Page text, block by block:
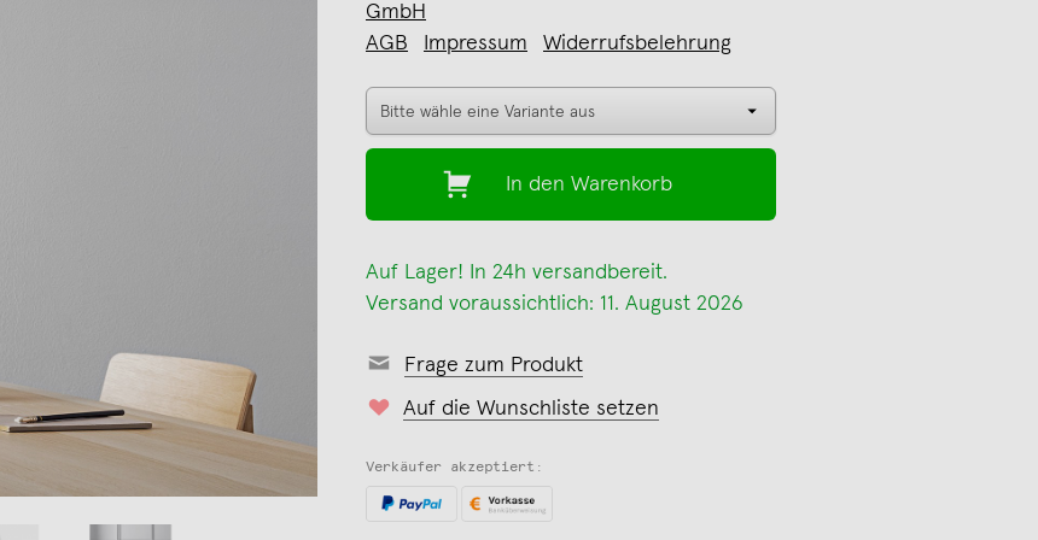
GmbH
AGB
Impressum Widerrufsbelehrung
In den Warenkorb
Auf Lager! In 24h versandbereit.
Versand voraussichtlich: 11. August 2026
Frage zum Produkt
Auf die Wunschliste setzen
Verkäufer akzeptiert: